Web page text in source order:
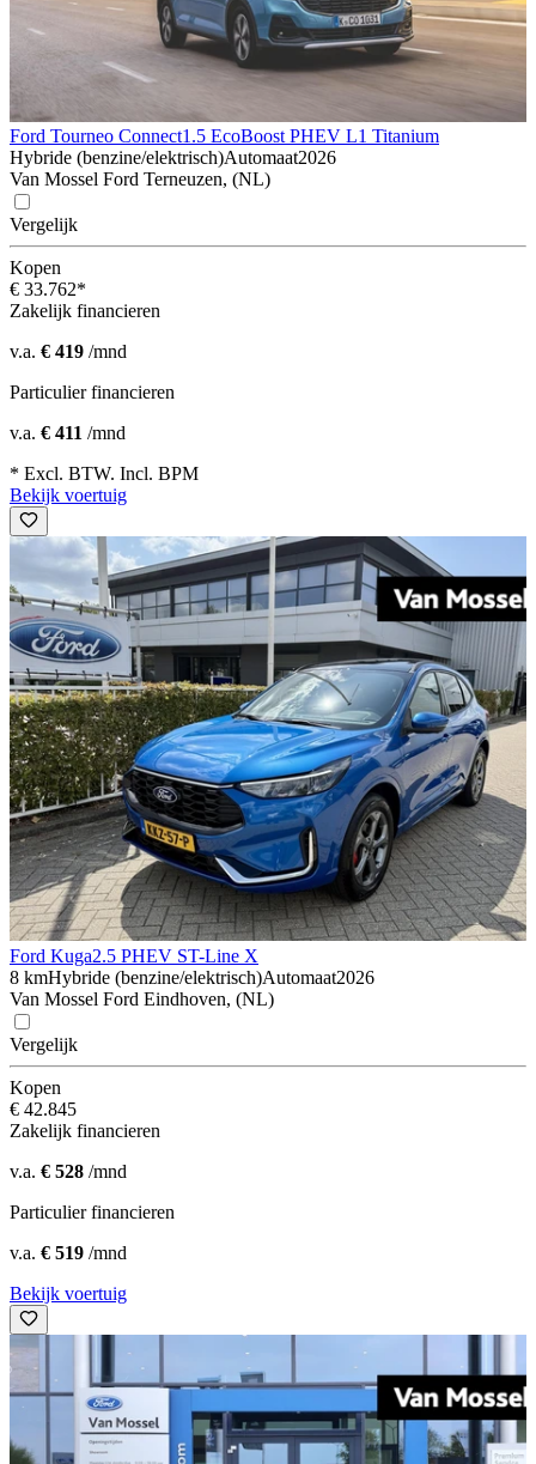
Ford Tourneo Connect1.5 EcoBoost PHEV L1 Titanium
Hybride (benzine/elektrisch)Automaat2026
Van Mossel Ford Terneuzen, (NL)
Vergelijk
Kopen
€ 33.762*
Zakelijk financieren
v.a. € 419 /mnd
Particulier financieren
v.a. € 411 /mnd
* Excl. BTW. Incl. BPM
Bekijk voertuig
Ford Kuga2.5 PHEV ST-Line X
8 kmHybride (benzine/elektrisch)Automaat2026
Van Mossel Ford Eindhoven, (NL)
Vergelijk
Kopen
€ 42.845
Zakelijk financieren
v.a. € 528 /mnd
Particulier financieren
v.a. € 519 /mnd
Bekijk voertuig